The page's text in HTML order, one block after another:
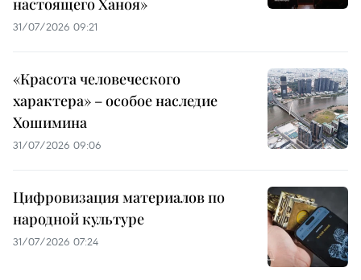
настоящего Ханоя»
31/07/2026 09:21
«Красота человеческого
характера» – особое наследие
Хошимина
31/07/2026 09:06
Цифровизация материалов по
народной культуре
31/07/2026 07:24